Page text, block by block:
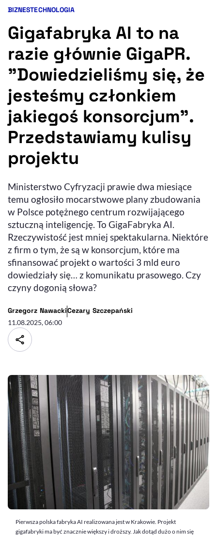
Ułatwienia dostępności wspierają:
Sprawdź, jak i dlaczego zwiększamy dostępność, otwiera się w nowym
, otwiera się w
Kategorie artykułu:
BIZNESTECHNOLOGIA
Gigafabryka AI to na
razie głównie GigaPR.
"Dowiedzieliśmy się, że
jesteśmy członkiem
jakiegoś konsorcjum".
Przedstawiamy kulisy
projektu
Ministerstwo Cyfryzacji prawie dwa miesiące
temu ogłosiło mocarstwowe plany zbudowania
w Polsce potężnego centrum rozwijającego
sztuczną inteligencję. To GigaFabryka AI.
Rzeczywistość jest mniej spektakularna. Niektóre
z firm o tym, że są w konsorcjum, które ma
sfinansować projekt o wartości 3 mld euro
dowiedziały się… z komunikatu prasowego. Czy
czyny dogonią słowa?
Grzegorz Nawacki- autor artykułu - profil
Cezary Szczepański
11.08.2025, 06:00
Pierwsza polska fabryka AI realizowana jest w Krakowie. Projekt
gigafabryki ma być znacznie większy i droższy. Jak dotąd dużo o nim się